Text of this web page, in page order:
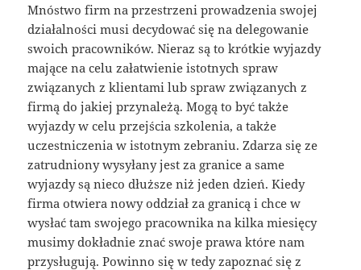
Mnóstwo firm na przestrzeni prowadzenia swojej
działalności musi decydować się na delegowanie
swoich pracowników. Nieraz są to krótkie wyjazdy
mające na celu załatwienie istotnych spraw
związanych z klientami lub spraw związanych z
firmą do jakiej przynależą. Mogą to być także
wyjazdy w celu przejścia szkolenia, a także
uczestniczenia w istotnym zebraniu. Zdarza się ze
zatrudniony wysyłany jest za granice a same
wyjazdy są nieco dłuższe niż jeden dzień. Kiedy
firma otwiera nowy oddział za granicą i chce w
wysłać tam swojego pracownika na kilka miesięcy
musimy dokładnie znać swoje prawa które nam
przysługują. Powinno się w tedy zapoznać się z